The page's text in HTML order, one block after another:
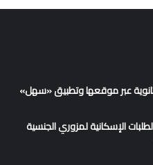
للثانوية عبر موقعها وتطبيق «سهل»
الإسكانية لمزوري الجنسية